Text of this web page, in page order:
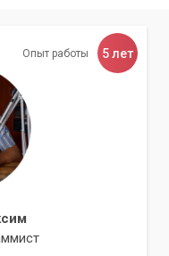
Опыт работы 5 лет